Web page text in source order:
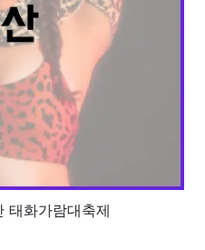
태화가람대축제